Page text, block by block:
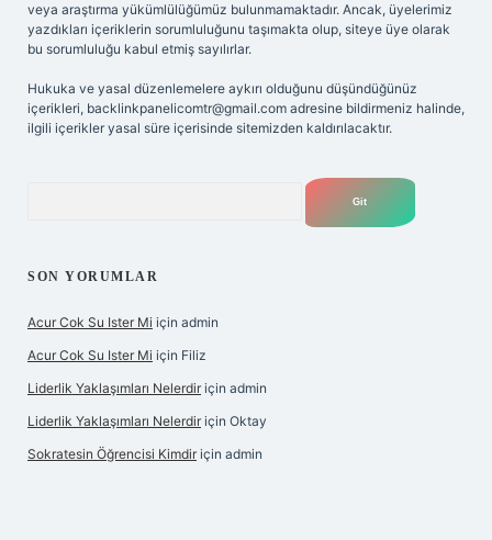
veya araştırma yükümlülüğümüz bulunmamaktadır. Ancak, üyelerimiz
yazdıkları içeriklerin sorumluluğunu taşımakta olup, siteye üye olarak
bu sorumluluğu kabul etmiş sayılırlar.
Hukuka ve yasal düzenlemelere aykırı olduğunu düşündüğünüz
içerikleri, backlinkpanelicomtr@gmail.com adresine bildirmeniz halinde,
ilgili içerikler yasal süre içerisinde sitemizden kaldırılacaktır.
SON YORUMLAR
Acur Cok Su Ister Mi için admin
Acur Cok Su Ister Mi için Filiz
Liderlik Yaklaşımları Nelerdir için admin
Liderlik Yaklaşımları Nelerdir için Oktay
Sokratesin Öğrencisi Kimdir için admin